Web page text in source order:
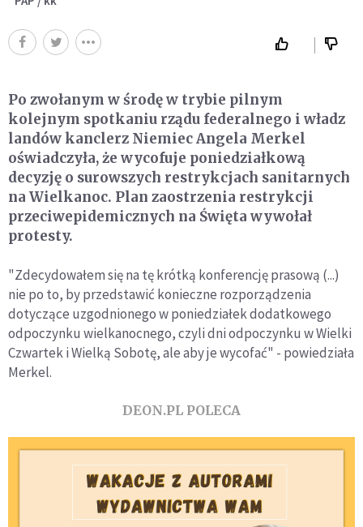
Po zwołanym w środę w trybie pilnym
kolejnym spotkaniu rządu federalnego i władz
landów kanclerz Niemiec Angela Merkel
oświadczyła, że wycofuje poniedziałkową
decyzję o surowszych restrykcjach sanitarnych
na Wielkanoc. Plan zaostrzenia restrykcji
przeciwepidemicznych na Święta wywołał
protesty.
"Zdecydowałem się na tę krótką konferencję prasową (...)
nie po to, by przedstawić konieczne rozporządzenia
dotyczące uzgodnionego w poniedziałek dodatkowego
odpoczynku wielkanocnego, czyli dni odpoczynku w Wielki
Czwartek i Wielką Sobotę, ale aby je wycofać" - powiedziała
Merkel.
DEON.PL POLECA